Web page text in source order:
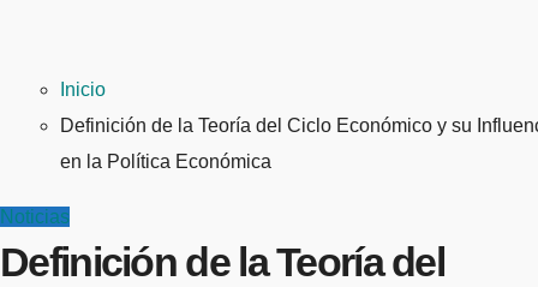
Inicio
Definición de la Teoría del Ciclo Económico y su
en la Política Económica
Noticias
Definición de la Teoría del